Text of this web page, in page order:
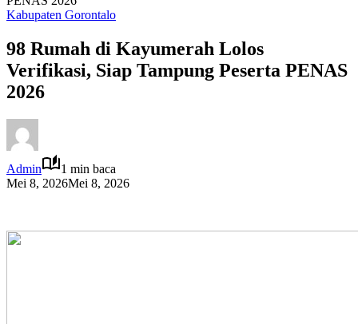
Kabupaten Gorontalo
98 Rumah di Kayumerah Lolos
Verifikasi, Siap Tampung Peserta PENAS
2026
Admin
1 min baca
Mei 8, 2026Mei 8, 2026